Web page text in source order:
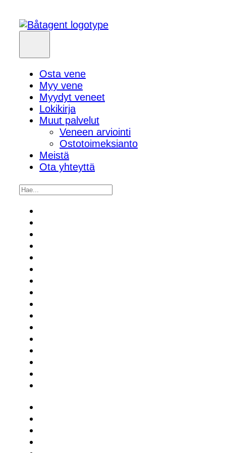
Osta vene
Myy vene
Myydyt veneet
Lokikirja
Muut palvelut
Veneen arviointi
Ostotoimeksianto
Meistä
Ota yhteyttä